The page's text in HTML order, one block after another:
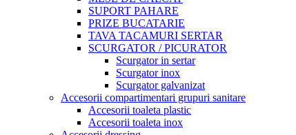
SUPORT PAHARE
PRIZE BUCATARIE
TAVA TACAMURI SERTAR
SCURGATOR / PICURATOR
Scurgator in sertar
Scurgator inox
Scurgator galvanizat
Accesorii compartimentari grupuri sanitare
Accesorii toaleta plastic
Accesorii toaleta inox